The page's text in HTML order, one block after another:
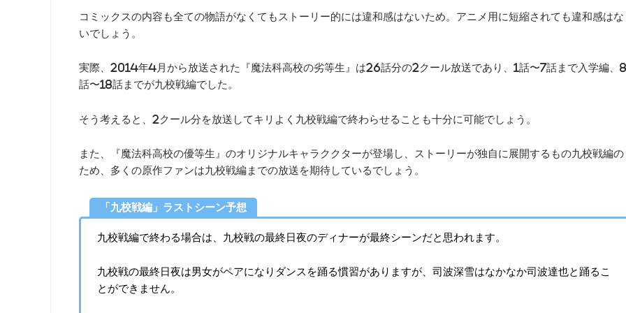
コミックスの内容も全ての物語がなくてもストーリー的には違和感はないため。アニメ用に短縮されても違和感はな
いでしょう。
実際、2014年4月から放送された『魔法科高校の劣等生』は26話分の2クール放送であり、1話〜7話まで入学編、8
話〜18話までが九校戦編でした。
そう考えると、2クール分を放送してキリよく九校戦編で終わらせることも十分に可能でしょう。
また、『魔法科高校の優等生』のオリジナルキャラククターが登場し、ストーリーが独自に展開するもの九校戦編の
ため、多くの原作ファンは九校戦編までの放送を期待しているでしょう。
「九校戦編」ラストシーン予想
九校戦編で終わる場合は、九校戦の最終日夜のディナーが最終シーンだと思われます。
九校戦の最終日夜は男女がペアになりダンスを踊る慣習がありますが、司波深雪はなかなか司波達也と踊るこ
とができません。